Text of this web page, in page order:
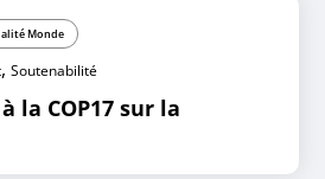
Monde
,Soutenabilité
la COP17 sur la